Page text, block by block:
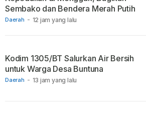
Daerah - 12 jam yang lalu
Sembako dan Bendera Merah Putih
Daerah - 13 jam yang lalu
Kodim 1305/BT Salurkan Air Bersih
untuk Warga Desa Buntuna